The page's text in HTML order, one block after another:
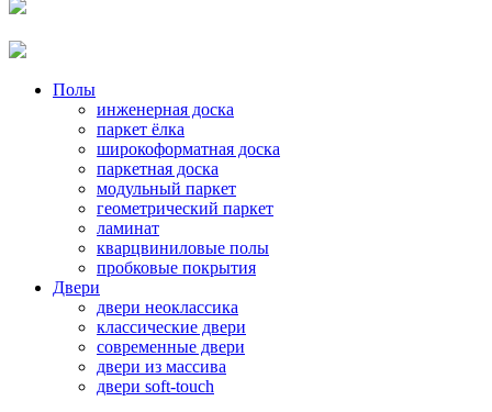
Полы
инженерная доска
паркет ёлка
широкоформатная доска
паркетная доска
модульный паркет
геометрический паркет
ламинат
кварцвиниловые полы
пробковые покрытия
Двери
двери неоклассика
классические двери
современные двери
двери из массива
двери soft-touch